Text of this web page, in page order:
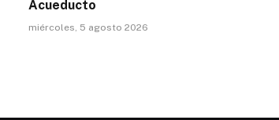
Acueducto
miércoles, 5 agosto 2026